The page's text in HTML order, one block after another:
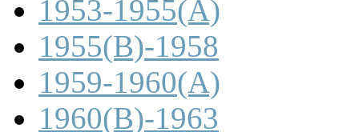
1953-1955(A)
1955(B)-1958
1959-1960(A)
1960(B)-1963